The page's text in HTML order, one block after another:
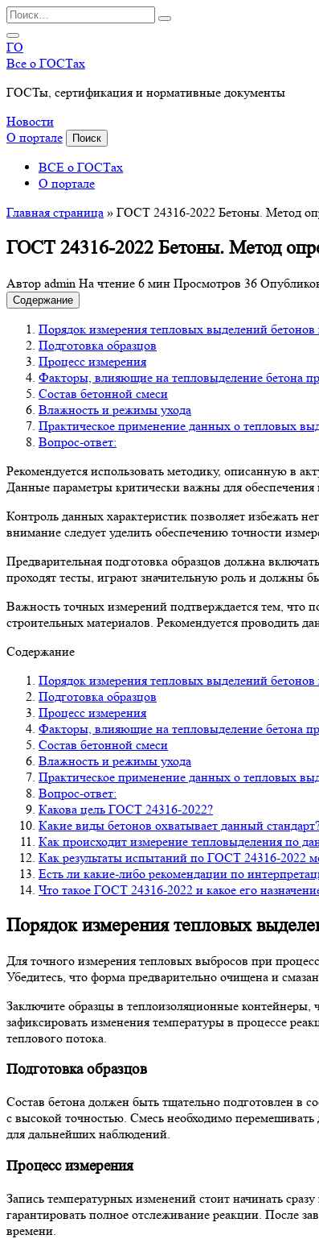
Перейти
к
содержанию
Search
for:
ГО
Все о ГОСТах
ГОСТы, сертификация и нормативные документы
Новости
О портале
Поиск
ВСЕ о ГОСТах
О портале
Главная страница » ГОСТ 24316-2022 Бетоны. Метод
ГОСТ 24316-2022 Бетоны. Метод
Автор admin На чтение 6 мин Просмотров 36
Содержание
Порядок измерения тепловых выделений бетонов
Подготовка образцов
Процесс измерения
Факторы, влияющие на тепловыделение бетона
Состав бетонной смеси
Влажность и режимы ухода
Практическое применение данных о тепловых
Вопрос-ответ:
Рекомендуется использовать методику, описанную в
Данные параметры критически важны для обеспечения
Контроль данных характеристик позволяет избежать
внимание следует уделить обеспечению точности
Предварительная подготовка образцов должна
проходят тесты, играют значительную роль и должны
Важность точных измерений подтверждается тем,
строительных материалов. Рекомендуется проводить
Содержание
Порядок измерения тепловых выделений бетонов
Подготовка образцов
Процесс измерения
Факторы, влияющие на тепловыделение бетона
Состав бетонной смеси
Влажность и режимы ухода
Практическое применение данных о тепловых
Вопрос-ответ:
Какова цель ГОСТ 24316-2022?
Какие виды бетонов охватывает данный
Как происходит измерение тепловыделения по
Как результаты испытаний по ГОСТ 24316-2022
Есть ли какие-либо рекомендации по
Что такое ГОСТ 24316-2022 и какое его
Порядок измерения тепловых
Для точного измерения тепловых выбросов при
Убедитесь, что форма предварительно очищена и
Заключите образцы в теплоизоляционные
зафиксировать изменения температуры в процессе
теплового потока.
Подготовка образцов
Состав бетона должен быть тщательно подготовлен в
с высокой точностью. Смесь необходимо
для дальнейших наблюдений.
Процесс измерения
Запись температурных изменений стоит начинать
гарантировать полное отслеживание реакции. После
времени.